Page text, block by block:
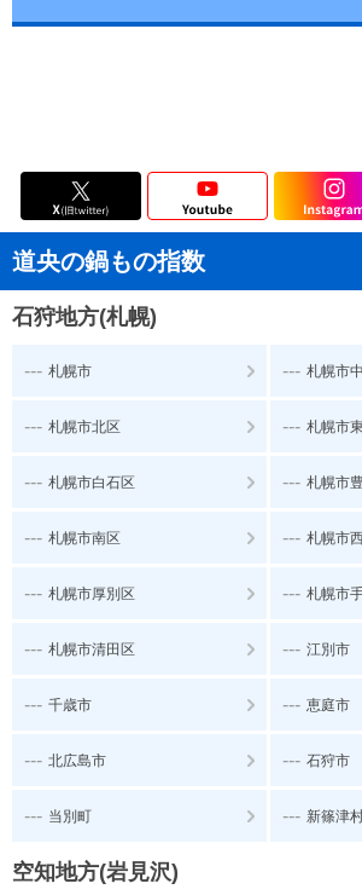
道央の鍋もの指数
石狩地方(札幌)
--- 札幌市 --- 札幌市
--- 札幌市北区 --- 札幌市
--- 札幌市白石区 --- 札幌市
--- 札幌市南区 --- 札幌市
--- 札幌市厚別区 --- 札幌市
--- 札幌市清田区 --- 江別市
--- 千歳市 --- 恵庭市
--- 北広島市 --- 石狩市
--- 当別町 --- 新篠津
空知地方(岩見沢)